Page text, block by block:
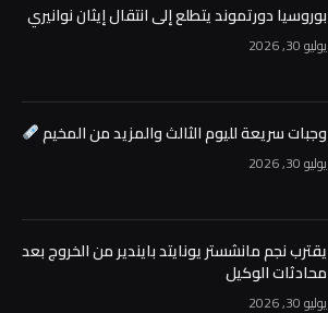
بوروسيا دورتموند يتطلع إلى انتقال إيثان نوانيري
يوليو 30, 2026
وجبات سريعة لليوم الثالث والمزيد من المخيم
يوليو 30, 2026
يقترب نجم مانشستر يونايتد بايندير من الخروج بعد
محادثات الوكيل
يوليو 30, 2026